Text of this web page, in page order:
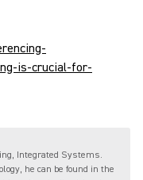
is-crucial-for-
Integrated Systems.
he can be found in the